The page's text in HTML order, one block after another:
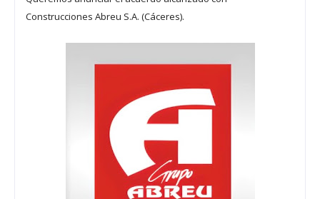
Construcciones Abreu S.A. (Cáceres).